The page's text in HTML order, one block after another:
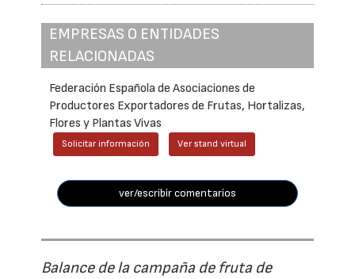
EMPRESAS O ENTIDADES
RELACIONADAS
Federación Española de Asociaciones de
Productores Exportadores de Frutas, Hortalizas,
Flores y Plantas Vivas
Solicitar información Ver stand virtual
ver/escribir comentarios
Balance de la campaña de fruta de